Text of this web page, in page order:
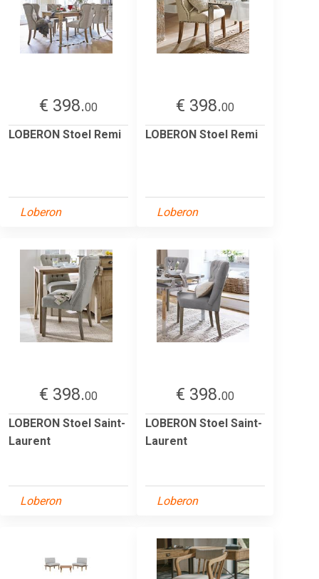
€ 398.00
LOBERON Stoel Remi
Loberon
€ 398.00
LOBERON Stoel Remi
Loberon
€ 398.00
LOBERON Stoel Saint-
Laurent
Loberon
€ 398.00
LOBERON Stoel Saint-
Laurent
Loberon